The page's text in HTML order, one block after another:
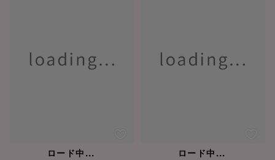
ロード中... ロード中...